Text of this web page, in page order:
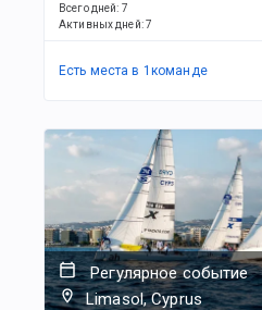
Всего дней: 7
Активных дней:7
Есть места в 1 командe
Регулярное событие
Limasol, Cyprus